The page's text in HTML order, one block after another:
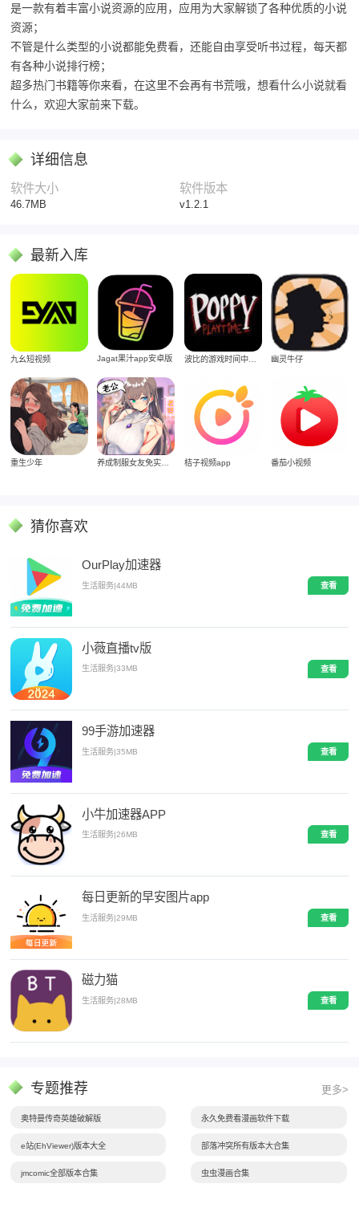
是一款有着丰富小说资源的应用，应用为大家解锁了各种优质的小说
资源；
不管是什么类型的小说都能免费看，还能自由享受听书过程，每天都
有各种小说排行榜；
超多热门书籍等你来看，在这里不会再有书荒哦，想看什么小说就看
什么，欢迎大家前来下载。
详细信息
软件大小
46.7MB
软件版本
v1.2.1
最新入库
九幺短视频 Jagat果汁app安卓版 波比的游戏时间中文版 幽灵牛仔
重生少年 养成制服女友免实名制安装 桔子视频app 番茄小视频
猜你喜欢
OurPlay加速器
生活服务|44MB 查看
小薇直播tv版
生活服务 |33MB 查看
99手游加速器
生活服务|35MB 查看
小牛加速器APP
生活服务|26MB 查看
每日更新的早安图片app
生活服务|29MB 查看
磁力猫
生活服务|28MB 查看
专题推荐 更多>
奥特曼传奇英雄破解版 永久免费看漫画软件下载
e站(EhViewer)版本大全 部落冲突所有版本大合集
jmcomic全部版本合集 虫虫漫画合集